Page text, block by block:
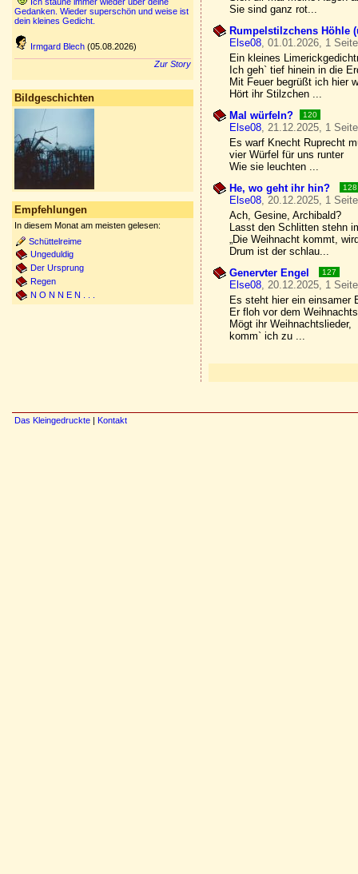
Gedanken. Wieder superschön und weise ist
dein kleines Gedicht.
Irmgard Blech (05.08.2026)
Zur Story
Bildgeschichten
Empfehlungen
In diesem Monat am meisten gelesen:
Schüttelreime
Ungeduldig
Der Ursprung
Regen
N O N N E N . . .
Sie sind ganz rot...
Rumpelstilzchens Höhle
Else08, 01.01.2026, 1
Ein kleines
Ich geh` tief hinein in die
Mit Feuer begrüßt ich hier
Hört ihr Stilzchen ...
Mal würfeln?
120
Else08, 21.12.2025, 1
Es warf Knecht Ruprecht
vier Würfel für uns runter
Wie sie leuchten ...
He, wo geht ihr hin?
128
Else08, 20.12.2025, 1
Ach, Gesine, Archibald?
Lasst den Schlitten stehn
„Die Weihnacht kommt,
Drum ist der schlau...
Genervter Engel
127
Else08, 20.12.2025, 1
Es steht hier ein einsamer
Er floh vor dem
Mögt ihr Weihnachtslieder,
komm` ich zu ...
Das Kleingedruckte | Kontakt